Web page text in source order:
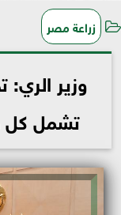
زراعة مصر
وزير الري:
تشمل كل